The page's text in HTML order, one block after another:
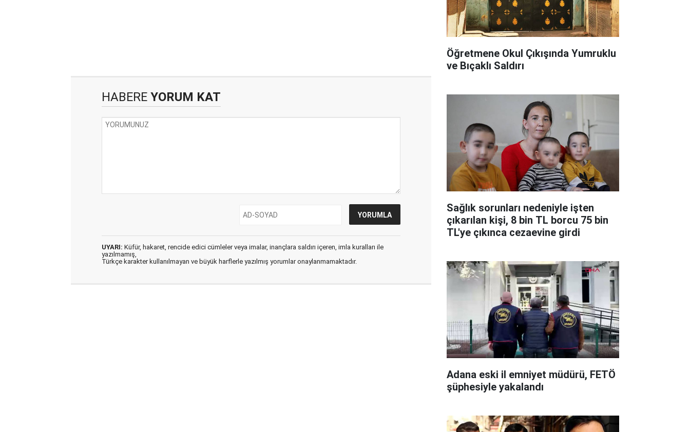
HABERE YORUM KAT
UYARI: Küfür, hakaret, rencide edici cümleler veya imalar, inançlara saldırı içeren, imla kuralları ile
yazılmamış,
Türkçe karakter kullanılmayan ve büyük harflerle yazılmış yorumlar onaylanmamaktadır.
Öğretmene Okul Çıkışında Yumruklu
ve Bıçaklı Saldırı
Sağlık sorunları nedeniyle işten
çıkarılan kişi, 8 bin TL borcu 75 bin
TL'ye çıkınca cezaevine girdi
Adana eski il emniyet müdürü, FETÖ
şüphesiyle yakalandı